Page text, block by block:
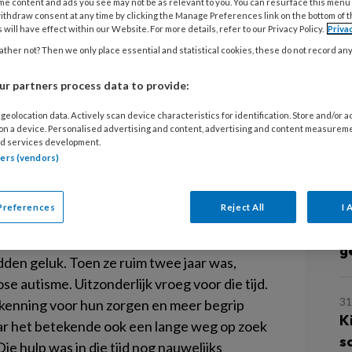
we nauwelijks dat autisme bestond.
geboren. Ze ontwikkelde zich niet
je niet aan en reageerde
Lopen deed ze pas toen ze drie
Mijn ouders wisten al heel snel dat er
zorgen over haar ontwikkeling. En
kregen van de kinderarts dat er geen
geluk. Toen ze ruim twee jaar was,
autisme. Uitzonderlijk vroeg voor die tijd.
voor hun zorgen en meer begrip
het betekende ook een lange weg op zoek
hulp was in die tijd nog nauwelijks
consent at any time by clicking the Manage Preferences link on the bottom of
will have effect within our Website. For more details, refer to our Privacy Policy.
not? Then we only place essential and statistical cookies, these do not record
partners process data to provide:
data. Actively scan device characteristics for identification. Store and/or
a device. Personalised advertising and content, advertising and content
services development.
(vendors)
Reject All I